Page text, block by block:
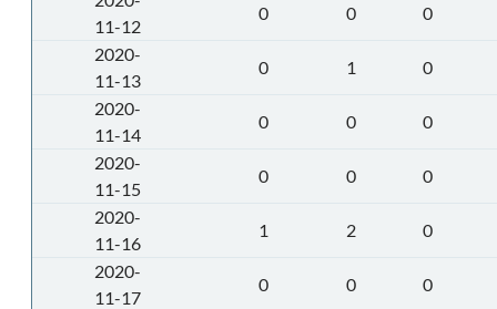
11-12
0 0
0
2020-
11-13
0 1
0
2020-
11-14
0 0
0
2020-
11-15
0 0
0
2020-
11-16
1 2
0
2020-
11-17
0 0
0